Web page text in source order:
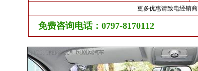
更多优惠请致电经销商
免费咨询电话：0797-8170112